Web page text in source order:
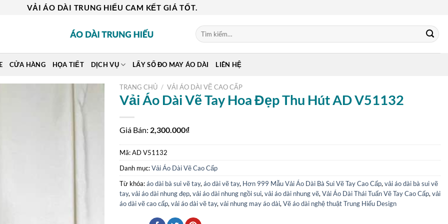
VẢI ÁO DÀI TRUNG HIẾU CAM KẾT GIÁ TỐT.
Tìm
kiếm:
CỬA HÀNG HỌA TIẾT DỊCH VỤ LẤY SỐ ĐO MAY ÁO DÀI LIÊN HỆ
TRANG CHỦ / VẢI ÁO DÀI VẼ CAO CẤP
Vải Áo Dài Vẽ Tay Hoa Đẹp Thu Hút AD V51132
Giá Bán: 2,300.000₫
Mã:AD V51132
Danh mục:Vải Áo Dài Vẽ Cao Cấp
Từ khóa:áo dài bà sui vẽ tay, áo dài vẽ tay, Hơn 999 Mẫu Vải Áo Dài Bà Sui Vẽ Tay Cao Cấp, vải áo dài bà sui vẽ
tay, vải áo dài nhung đẹp, vải áo dài nhung ngồi sui, vải áo dài nhung vẽ, Vải Áo Dài Thái Tuấn Vẽ Tay Cao Cấp, vải
áo dài vẽ cao cấp, vải áo dài vẽ tay, vải nhung may áo dài, Vẽ áo dài nghệ thuật Trung Hiếu Design